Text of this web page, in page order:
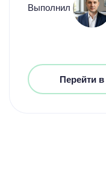
Выполнил
Перейти в